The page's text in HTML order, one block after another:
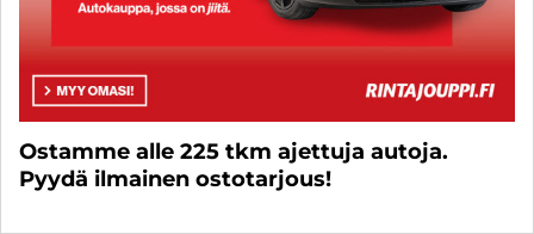
Ostamme alle 225 tkm ajettuja autoja.
Pyydä ilmainen ostotarjous!